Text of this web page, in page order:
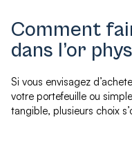
Comment
dans l’or
Si vous envisagez
votre portefeuille ou
tangible, plusieurs choix